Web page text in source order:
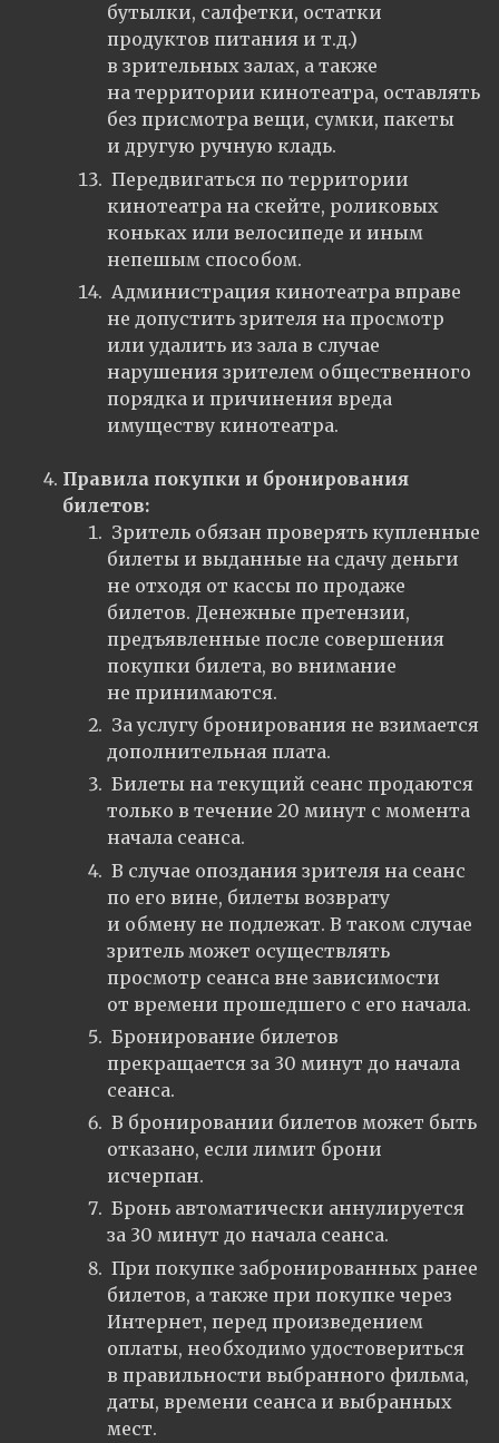
бутылки, салфетки, остатки
продуктов питания и т.д.)
в зрительных залах, а также
на территории кинотеатра, оставлять
без присмотра вещи, сумки, пакеты
и другую ручную кладь.
Передвигаться по территории
кинотеатра на скейте, роликовых
коньках или велосипеде и иным
непешым способом.
Администрация кинотеатра вправе
не допустить зрителя на просмотр
или удалить из зала в случае
нарушения зрителем общественного
порядка и причинения вреда
имуществу кинотеатра.
Правила покупки и бронирования
билетов:
Зритель обязан проверять купленные
билеты и выданные на сдачу деньги
не отходя от кассы по продаже
билетов. Денежные претензии,
предъявленные после совершения
покупки билета, во внимание
не принимаются.
За услугу бронирования не взимается
дополнительная плата.
Билеты на текущий сеанс продаются
только в течение 20 минут с момента
начала сеанса.
В случае опоздания зрителя на сеанс
по его вине, билеты возврату
и обмену не подлежат. В таком случае
зритель может осуществлять
просмотр сеанса вне зависимости
от времени прошедшего с его начала.
Бронирование билетов
прекращается за 30 минут до начала
сеанса.
В бронировании билетов может быть
отказано, если лимит брони
исчерпан.
Бронь автоматически аннулируется
за 30 минут до начала сеанса.
При покупке забронированных ранее
билетов, а также при покупке через
Интернет, перед произведением
оплаты, необходимо удостовериться
в правильности выбранного фильма,
даты, времени сеанса и выбранных
мест.